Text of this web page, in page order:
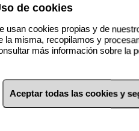
una casa individual de hasta
Arnuero.
oportunidad de vivir en
de cookies
usan cookies propias y de
la misma, recopilamos y
más información sobre la
Aceptar todas las cookies y